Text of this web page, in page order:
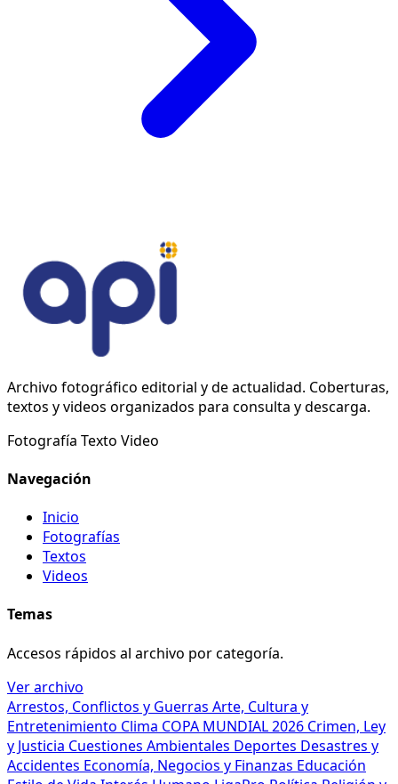
Archivo fotográfico editorial y de actualidad. Coberturas,
textos y videos organizados para consulta y descarga.
Fotografía Texto Video
Navegación
Inicio
Fotografías
Textos
Videos
Temas
Accesos rápidos al archivo por categoría.
Ver archivo
Arrestos, Conflictos y Guerras Arte, Cultura y
Entretenimiento Clima COPA MUNDIAL 2026 Crimen, Ley
y Justicia Cuestiones Ambientales Deportes Desastres y
Accidentes Economía, Negocios y Finanzas Educación